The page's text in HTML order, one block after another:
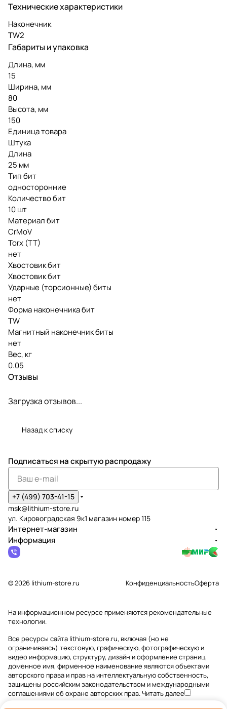
Технические характеристики
Наконечник
TW2
Габариты и упаковка
Длина, мм
15
Ширина, мм
80
Высота, мм
150
Единица товара
Штука
Длина
25 мм
Тип бит
односторонние
Количество бит
10 шт
Материал бит
CrMoV
Torx (TT)
нет
Хвостовик бит
Хвостовик бит
Ударные (торсионные) биты
нет
Форма наконечника бит
TW
Магнитный наконечник биты
нет
Вес, кг
0.05
Отзывы
Загрузка отзывов...
Назад к списку
Подписаться на скрытую распродажу
+7 (499) 703-41-15
msk@lithium-store.ru
ул. Кировоградская 9к1 магазин номер 115
Интернет-магазин
Информация
© 2026 lithium-store.ru КонфиденциальностьОферта
На информационном ресурсе применяютсярекомендательные
технологии.
Все ресурсы сайта lithium-store.ru, включая (но не
ограничиваясь) текстовую, графическую, фотографическую и
видео информацию, структуру, дизайн и оформление страниц,
доменное имя, фирменное наименование являются объектами
авторского права и прав на интеллектуальную собственность,
защищены российским законодательством и международными
соглашениями об охране авторских прав.Читать далее